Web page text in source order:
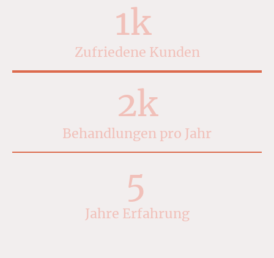
1k
Zufriedene Kunden
2k
Behandlungen pro Jahr
5
Jahre Erfahrung